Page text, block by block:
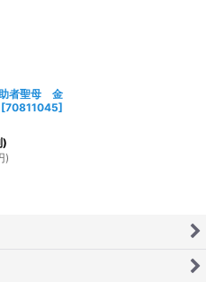
者聖母 金
[70811045]
)
)